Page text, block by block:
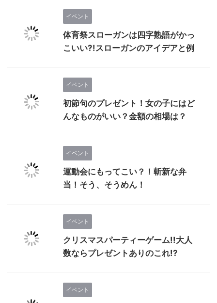
イベント
体育祭スローガンは四字熟語がかっ
こいい?!スローガンのアイデアと例
イベント
初節句のプレゼント！女の子にはど
んなものがいい？金額の相場は？
イベント
運動会にもってこい？！斬新な弁
当！そう、そうめん！
イベント
クリスマスパーティーゲーム!!大人
数ならプレゼントありのこれ!?
イベント